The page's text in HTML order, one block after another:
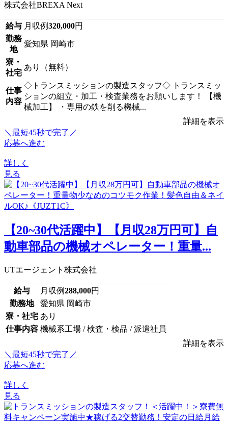
株式会社BREXA Next
給与 月収例320,000円
勤務
地
愛知県 岡崎市
寮・
社宅
あり（無料）
仕事
内容
◇トランスミッションの製造スタッフ◇ トランスミッ
ションの組立・加工・検査業務をお願いします！ 【機
械加工】 ・専用の鉄を削る機械...
詳細を表示
＼最短45秒で完了／
応募へ進む
詳しく
見る
【20~30代活躍中】【月収28万円可】自
動車部品の機械オペレーター！重量...
UTエージェント株式会社
給与 月収例288,000円
勤務地
愛知県 岡崎市
寮・社宅 あり
仕事内容 機械系工場 / 検査・検品 / 派遣社員
詳細を表示
＼最短45秒で完了／
応募へ進む
詳しく
見る